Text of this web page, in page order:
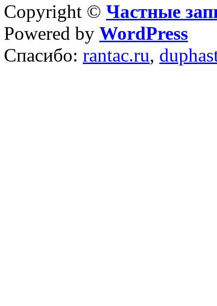
Copyright © Частные
Powered by WordPress
Спасибо: rantac.ru,